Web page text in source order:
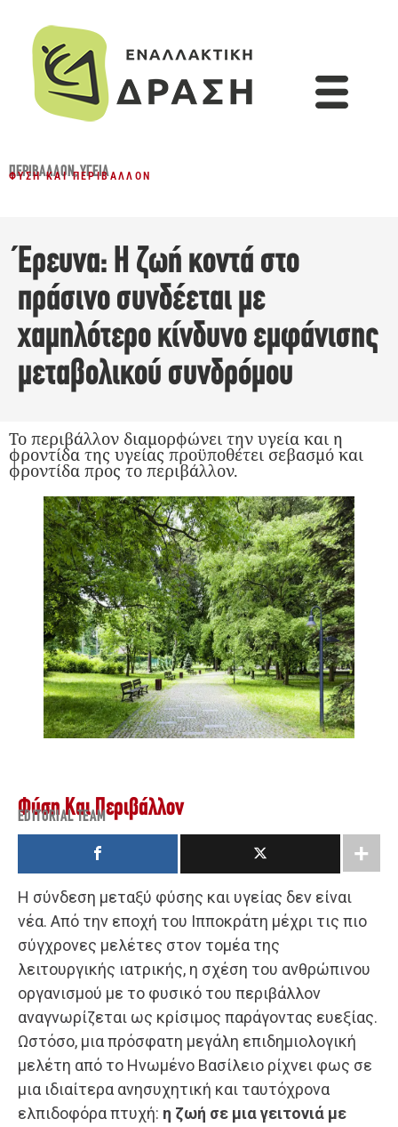
ΠΕΡΙΒΆΛΛΟΝ,ΥΓΕΊΑ
ΦΎΣΗ ΚΑΙ ΠΕΡΙΒΆΛΛΟΝ
Έρευνα: Η ζωή κοντά στο
πράσινο συνδέεται με
χαμηλότερο κίνδυνο εμφάνισης
μεταβολικού συνδρόμου
Το περιβάλλον διαμορφώνει την υγεία και η
φροντίδα της υγείας προϋποθέτει σεβασμό και
φροντίδα προς το περιβάλλον.
Φύση Και Περιβάλλον
EDITORIAL TEAM
Η σύνδεση μεταξύ φύσης και υγείας δεν είναι
νέα. Από την εποχή του Ιπποκράτη μέχρι τις πιο
σύγχρονες μελέτες στον τομέα της
λειτουργικής ιατρικής, η σχέση του ανθρώπινου
οργανισμού με το φυσικό του περιβάλλον
αναγνωρίζεται ως κρίσιμος παράγοντας ευεξίας.
Ωστόσο, μια πρόσφατη μεγάλη επιδημιολογική
μελέτη από το Ηνωμένο Βασίλειο ρίχνει φως σε
μια ιδιαίτερα ανησυχητική και ταυτόχρονα
ελπιδοφόρα πτυχή: η ζωή σε μια γειτονιά με